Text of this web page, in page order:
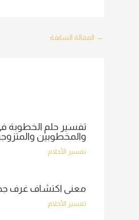
Post
→ المقالة السابقة
تفسير حلم الخطوبة في
والمخطوبين
تفسير الأحلام
معنى اكتشاف غرف
تفسير الأحلام